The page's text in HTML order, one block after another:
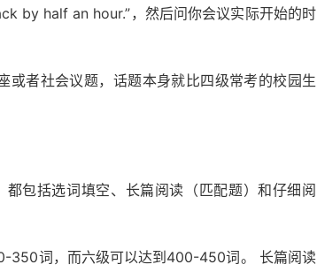
half an hour.”，然后问你会议实际开始的时
或者社会议题，话题本身就比四级常考的校园生
包括选词填空、长篇阅读（匹配题）和仔细阅
350词，而六级可以达到400-450词。 长篇阅读